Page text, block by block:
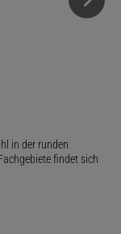
in der runden
findet sich